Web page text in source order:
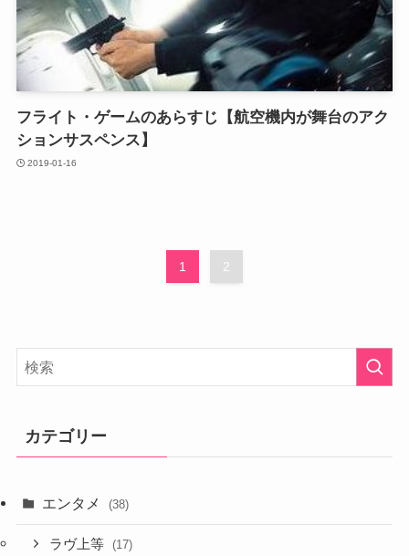
フライト・ゲームのあらすじ【航空機内が舞台のアク
ションサスペンス】
2019-01-16
1 2
カテゴリー
エンタメ (38)
ラヴ上等 (17)